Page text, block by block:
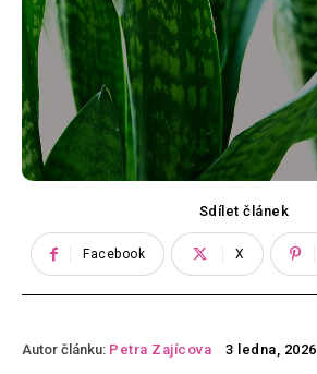
Sdílet článek
Facebook X
Autor článku: Petra Zajícova 3 ledna, 2026